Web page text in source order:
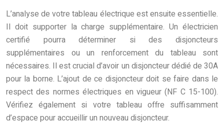
L’analyse de votre tableau électrique est ensuite essentielle.
Il doit supporter la charge supplémentaire. Un électricien
certifié pourra déterminer si des disjoncteurs
supplémentaires ou un renforcement du tableau sont
nécessaires. Il est crucial d’avoir un disjoncteur dédié de 30A
pour la borne. L’ajout de ce disjoncteur doit se faire dans le
respect des normes électriques en vigueur (NF C 15-100).
Vérifiez également si votre tableau offre suffisamment
d’espace pour accueillir un nouveau disjoncteur.